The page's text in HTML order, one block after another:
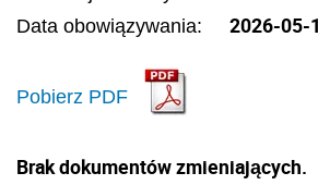
Data obowiązywania: 2026-05-
Pobierz PDF
Brak dokumentów zmieniających.